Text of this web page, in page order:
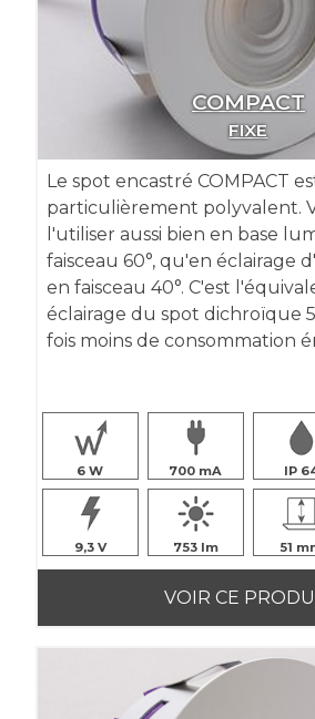
COMPACT
FIXE
Le spot encastré COMPACT
particulièrement polyvalent.
l'utiliser aussi bien en base
faisceau 60°, qu'en éclairage
en faisceau 40°. C'est
éclairage du spot dichroïque
fois moins de consommation
6 700 IP
9,3 753 51
VOIR CE